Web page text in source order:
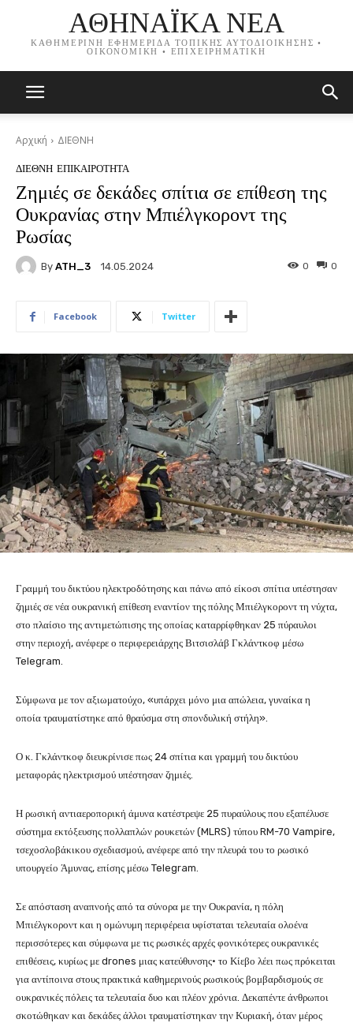
ΑΘΗΝΑΪΚΑ ΝΕΑ
ΚΑΘΗΜΕΡΙΝΗ ΕΦΗΜΕΡΙΔΑ ΤΟΠΙΚΗΣ ΑΥΤΟΔΙΟΙΚΗΣΗΣ •
ΟΙΚΟΝΟΜΙΚΗ • ΕΠΙΧΕΙΡΗΜΑΤΙΚΗ
Αρχική ΔΙΕΘΝΗ
ΔΙΕΘΝΗ ΕΠΙΚΑΙΡΟΤΗΤΑ
Ζημιές σε δεκάδες σπίτια σε επίθεση της
Ουκρανίας στην Μπιέλγκοροντ της
Ρωσίας
By ATH_3 14.05.2024 0
0
Facebook Twitter
Γραμμή του δικτύου ηλεκτροδότησης και πάνω από είκοσι σπίτια υπέστησαν
ζημιές σε νέα ουκρανική επίθεση εναντίον της πόλης Μπιέλγκοροντ τη νύχτα,
στο πλαίσιο της αντιμετώπισης της οποίας καταρρίφθηκαν 25 πύραυλοι
στην περιοχή, ανέφερε ο περιφερειάρχης Βιτσισλάβ Γκλάντκοφ μέσω
Telegram.
Σύμφωνα με τον αξιωματούχο, «υπάρχει μόνο μια απώλεια, γυναίκα η
οποία τραυματίστηκε από θραύσμα στη σπονδυλική στήλη».
Ο κ. Γκλάντκοφ διευκρίνισε πως 24 σπίτια και γραμμή του δικτύου
μεταφοράς ηλεκτρισμού υπέστησαν ζημιές.
Η ρωσική αντιαεροπορική άμυνα κατέστρεψε 25 πυραύλους που εξαπέλυσε
σύστημα εκτόξευσης πολλαπλών ρουκετών (MLRS) τύπου RM-70 Vampire,
τσεχοσλοβάκικου σχεδιασμού, ανέφερε από την πλευρά του το ρωσικό
υπουργείο Άμυνας, επίσης μέσω Telegram.
Σε απόσταση αναπνοής από τα σύνορα με την Ουκρανία, η πόλη
Μπιέλγκοροντ και η ομώνυμη περιφέρεια υφίσταται τελευταία ολοένα
περισσότερες και σύμφωνα με τις ρωσικές αρχές φονικότερες ουκρανικές
επιθέσεις, κυρίως με drones μιας κατεύθυνσης· το Κίεβο λέει πως πρόκειται
για αντίποινα στους πρακτικά καθημερινούς ρωσικούς βομβαρδισμούς σε
ουκρανικές πόλεις τα τελευταία δυο και πλέον χρόνια. Δεκαπέντε άνθρωποι
σκοτώθηκαν και δεκάδες άλλοι τραυματίστηκαν την Κυριακή, όταν μέρος